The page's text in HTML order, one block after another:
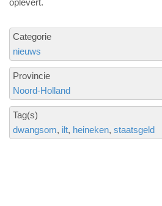
oplevert.
Categorie
nieuws
Provincie
Noord-Holland
Tag(s)
dwangsom ilt heineken staatsgeld